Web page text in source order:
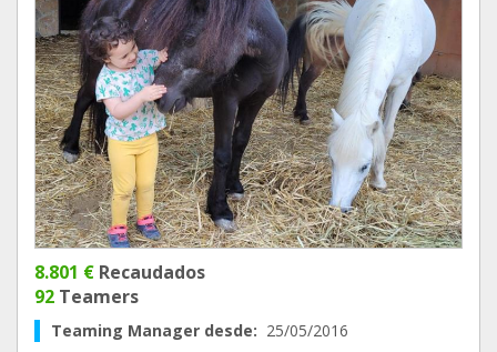
8.801 € Recaudados
92 Teamers
Teaming Manager desde: 25/05/2016